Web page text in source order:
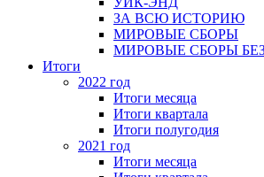
ЗА ВСЮ ИСТОРИЮ
МИРОВЫЕ СБОРЫ
МИРОВЫЕ СБОРЫ
Итоги
2022 год
Итоги месяца
Итоги квартала
Итоги полугодия
2021 год
Итоги месяца